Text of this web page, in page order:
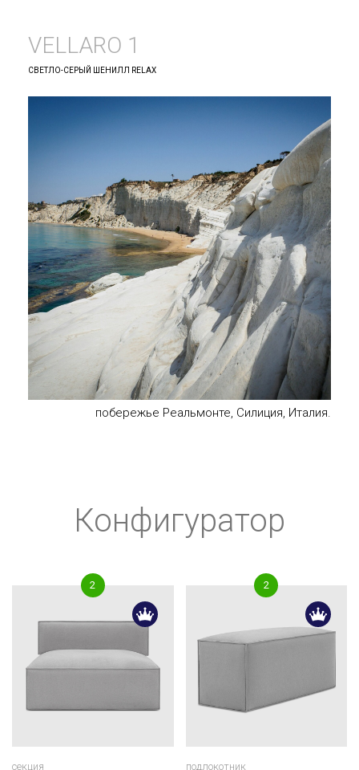
VELLARO 1
СВЕТЛО-СЕРЫЙ ШЕНИЛЛ RELAX
побережье Реальмонте, Силиция, Италия.
Конфигуратор
секция подлокотник